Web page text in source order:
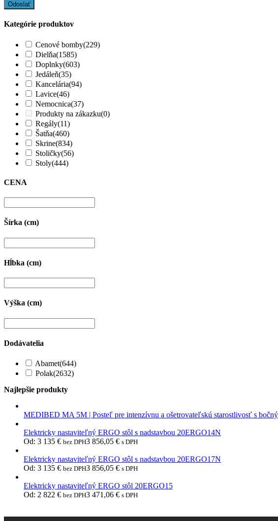
Kategórie produktov
Cenové bomby(229)
Dielňa(1585)
Doplnky(603)
Jedáleň(35)
Kancelária(94)
Lavice(46)
Nemocnica(37)
Produkty na zákazku(0)
Regály(11)
Šatňa(460)
Skrine(834)
Stoličky(56)
Stoly(444)
CENA
Šírka (cm)
Hĺbka (cm)
Výška (cm)
Dodávatelia
Abamet(644)
Polak(2632)
Najlepšie produkty
MEDIBED MA 5M | Posteľ pre intenzívnu a ošetrovateľskú starostlivosť s
Elektricky nastaviteľný ERGO stôl s nadstavbou 20ERGO14N
Od: 3 135 € bez DPH3 856,05 € s DPH
Elektricky nastaviteľný ERGO stôl s nadstavbou 20ERGO17N
Od: 3 135 € bez DPH3 856,05 € s DPH
Elektricky nastaviteľný ERGO stôl 20ERGO15
Od: 2 822 € bez DPH3 471,06 € s DPH